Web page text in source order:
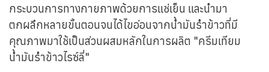
กระบวนการทางกายภาพด้วยการแช่เย็น และนำมา
ตกผลึกหลายขั้นตอนจนได้ไขอ่อนจากน้ำมันรำข้าวที่มี
คุณภาพมาใช้เป็นส่วนผสมหลักในการผลิต "ครีมเทียม
น้ำมันรำข้าวไรซ์ลี่"